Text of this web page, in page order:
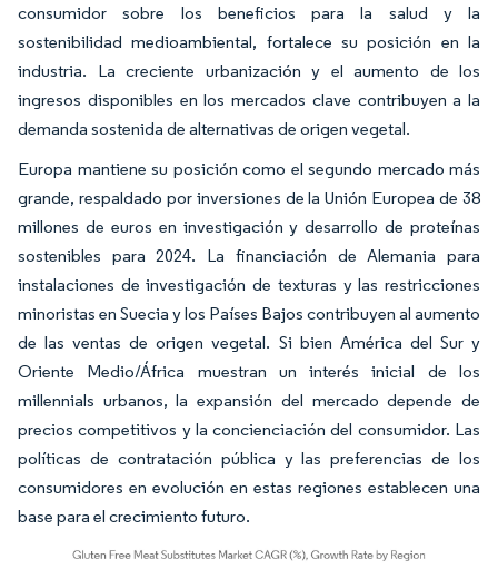
consumidor sobre los beneficios para la salud y la
sostenibilidad medioambiental, fortalece su posición en la
industria. La creciente urbanización y el aumento de los
ingresos disponibles en los mercados clave contribuyen a la
demanda sostenida de alternativas de origen vegetal.
Europa mantiene su posición como el segundo mercado más
grande, respaldado por inversiones de la Unión Europea de 38
millones de euros en investigación y desarrollo de proteínas
sostenibles para 2024. La financiación de Alemania para
instalaciones de investigación de texturas y las restricciones
minoristas en Suecia y los Países Bajos contribuyen al aumento
de las ventas de origen vegetal. Si bien América del Sur y
Oriente Medio/África muestran un interés inicial de los
millennials urbanos, la expansión del mercado depende de
precios competitivos y la concienciación del consumidor. Las
políticas de contratación pública y las preferencias de los
consumidores en evolución en estas regiones establecen una
base para el crecimiento futuro.